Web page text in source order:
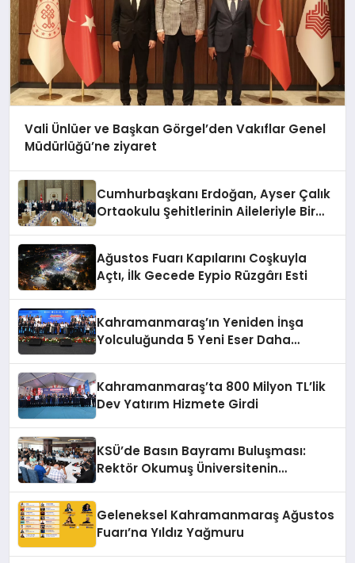
Vali Ünlüer ve Başkan Görgel’den Vakıflar Genel
Müdürlüğü’ne ziyaret
Cumhurbaşkanı Erdoğan, Ayser Çalık
Ortaokulu Şehitlerinin Aileleriyle Bir
Ağustos Fuarı Kapılarını Coşkuyla
Açtı, İlk Gecede Eypio Rüzgârı Esti
Kahramanmaraş’ın Yeniden İnşa
Yolculuğunda 5 Yeni Eser Daha
Kahramanmaraş’ta 800 Milyon TL’lik
Dev Yatırım Hizmete Girdi
KSÜ’de Basın Bayramı Buluşması:
Rektör Okumuş Üniversitenin
Geleneksel Kahramanmaraş Ağustos
Fuarı’na Yıldız Yağmuru